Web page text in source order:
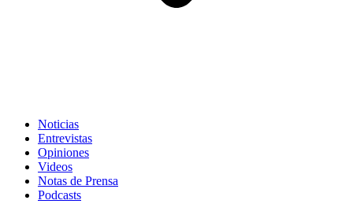
Noticias
Entrevistas
Opiniones
Videos
Notas de Prensa
Podcasts